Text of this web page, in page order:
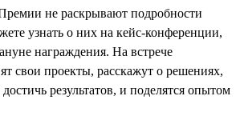
не раскрывают подробности
узнать о них на кейс-конференции,
награждения. На встрече
свои проекты, расскажут о решениях,
результатов, и поделятся опытом